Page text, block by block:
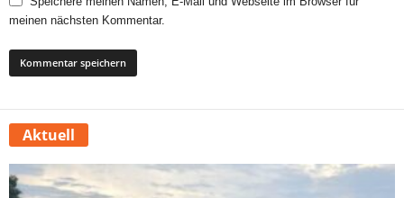
meinen nächsten Kommentar.
Aktuell